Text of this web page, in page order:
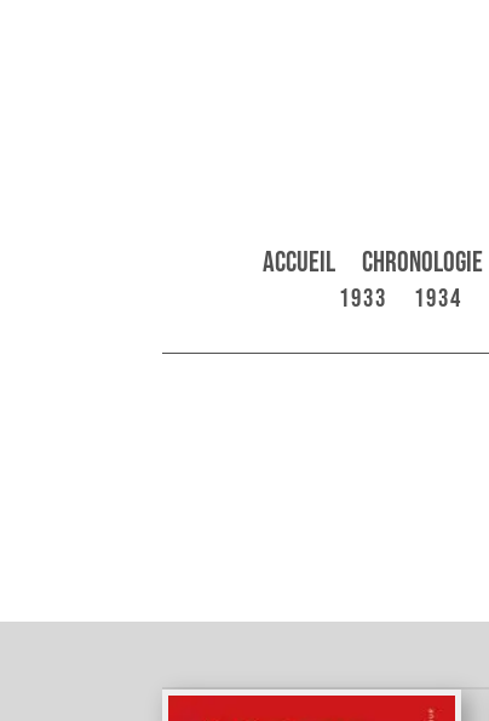
Accueil Chronologie
1933 1934